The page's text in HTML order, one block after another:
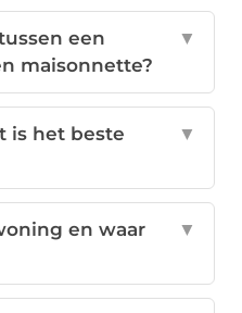
een
maisonnette?
▼
is het beste
▼
en waar
▼